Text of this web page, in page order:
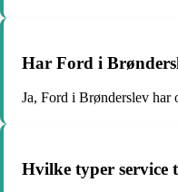
Har Ford i
Ja, Ford i Brønderslev har
Hvilke typer service